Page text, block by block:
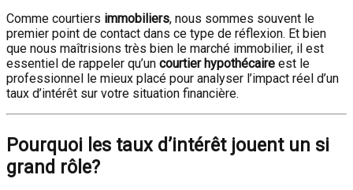
Comme courtiers immobiliers, nous sommes souvent le
premier point de contact dans ce type de réflexion. Et bien
que nous maîtrisions très bien le marché immobilier, il est
essentiel de rappeler qu’un courtier hypothécaire est le
professionnel le mieux placé pour analyser l’impact réel d’un
taux d’intérêt sur votre situation financière.
Pourquoi les taux d’intérêt jouent un si
grand rôle?